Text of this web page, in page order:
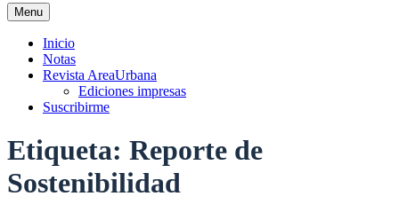
Menu Skip
to
content
Inicio
Notas
Revista AreaUrbana
Ediciones impresas
Suscribirme
Etiqueta: Reporte de
Sostenibilidad